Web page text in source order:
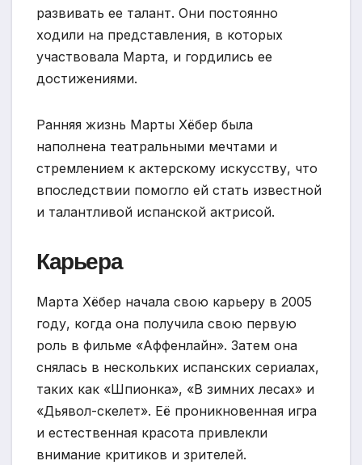
развивать ее талант. Они постоянно
ходили на представления, в которых
участвовала Марта, и гордились ее
достижениями.
Ранняя жизнь Марты Хёбер была
наполнена театральными мечтами и
стремлением к актерскому искусству, что
впоследствии помогло ей стать известной
и талантливой испанской актрисой.
Карьера
Марта Хёбер начала свою карьеру в 2005
году, когда она получила свою первую
роль в фильме «Аффенлайн». Затем она
снялась в нескольких испанских сериалах,
таких как «Шпионка», «В зимних лесах» и
«Дьявол-скелет». Её проникновенная игра
и естественная красота привлекли
внимание критиков и зрителей.